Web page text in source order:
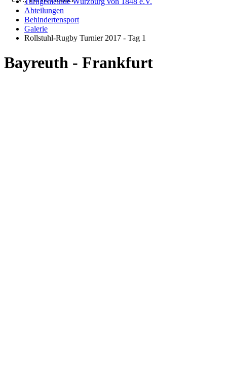
Abteilungen
Behindertensport
Galerie
Rollstuhl-Rugby Turnier 2017 - Tag 1
Bayreuth - Frankfurt